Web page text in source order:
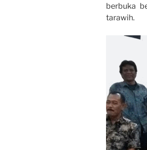
berbuka
tarawih.